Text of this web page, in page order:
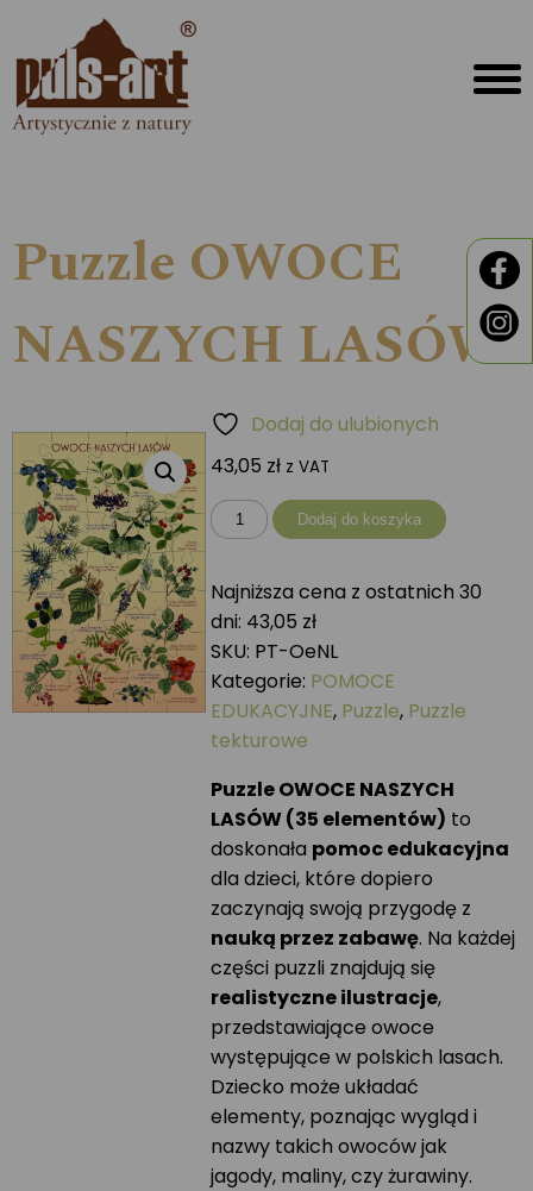
Puzzle OWOCE
NASZYCH LASÓW
43,05 zł z VAT
ilość
Puzzle
NASZYCH
LASÓW
Dodaj do koszyka
Dodaj do ulubionych
Najniższa cena z ostatnich 30
dni: 43,05 zł
SKU: PT-OeNL
Kategorie: POMOCE
EDUKACYJNE, Puzzle, Puzzle
tekturowe
Puzzle OWOCE NASZYCH
LASÓW (35 elementów) to
doskonała pomoc edukacyjna
dla dzieci, które dopiero
zaczynają swoją przygodę z
nauką przez zabawę. Na każdej
części puzzli znajdują się
realistyczne ilustracje,
przedstawiające owoce
występujące w polskich lasach.
Dziecko może układać
elementy, poznając wygląd i
nazwy takich owoców jak
jagody, maliny, czy żurawiny.